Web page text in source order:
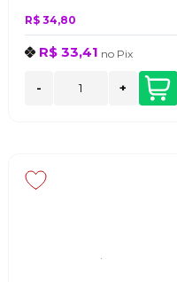
R$ 34,80
R$ 33,41 no Pix
- +